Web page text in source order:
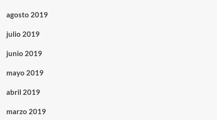
agosto 2019
julio 2019
junio 2019
mayo 2019
abril 2019
marzo 2019